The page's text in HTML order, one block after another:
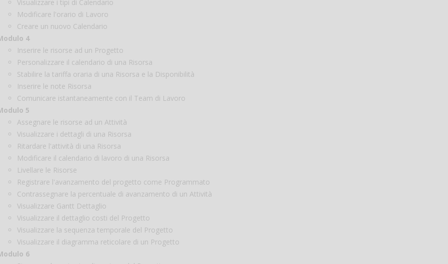
Visualizzare i tipi di Calendario
Modificare l'orario di Lavoro
Creare un nuovo Calendario
4
Inserire le risorse ad un Progetto
Personalizzare il calendario di una Risorsa
Stabilire la tariffa oraria di una Risorsa e la Disponibilità
Inserire le note Risorsa
Comunicare istantaneamente con il Team di Lavoro
5
Assegnare le risorse ad un Attività
Visualizzare i dettagli di una Risorsa
Ritardare l'attività di una Risorsa
Modificare il calendario di lavoro di una Risorsa
Livellare le Risorse
Registrare l'avanzamento del progetto come Programmato
Contrassegnare la percentuale di avanzamento di un Attività
Visualizzare Gantt Dettaglio
Visualizzare il dettaglio costi del Progetto
Visualizzare la sequenza temporale del Progetto
Visualizzare il diagramma reticolare di un Progetto
6